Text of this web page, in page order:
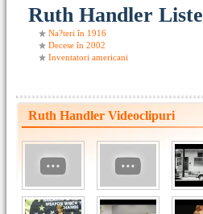
Ruth Handler Liste
Na?teri în 1916
Decese în 2002
Inventatori americani
Ruth Handler Videoclipuri